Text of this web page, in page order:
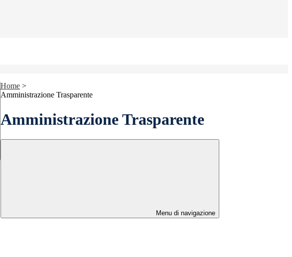
Home >
Amministrazione Trasparente
Amministrazione Trasparente
Menu di navigazione